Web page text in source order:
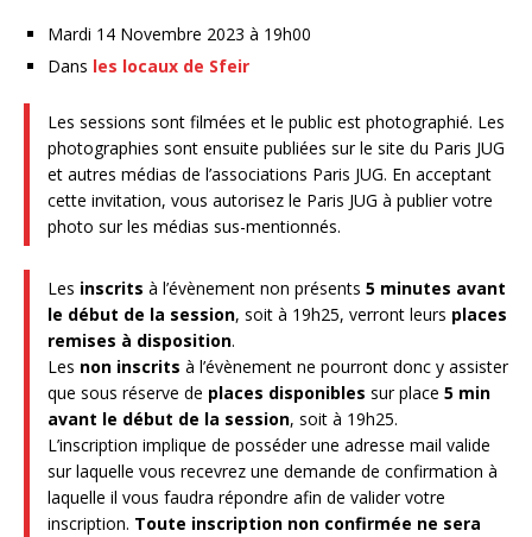
Mardi 14 Novembre 2023 à 19h00
Dans les locaux de Sfeir
Les sessions sont filmées et le public est photographié. Les
photographies sont ensuite publiées sur le site du Paris JUG
et autres médias de l’associations Paris JUG. En acceptant
cette invitation, vous autorisez le Paris JUG à publier votre
photo sur les médias sus-mentionnés.
Les inscrits à l’évènement non présents 5 minutes avant
le début de la session, soit à 19h25, verront leurs places
remises à disposition.
Les non inscrits à l’évènement ne pourront donc y assister
que sous réserve de places disponibles sur place 5 min
avant le début de la session, soit à 19h25.
L’inscription implique de posséder une adresse mail valide
sur laquelle vous recevrez une demande de confirmation à
laquelle il vous faudra répondre afin de valider votre
inscription. Toute inscription non confirmée ne sera